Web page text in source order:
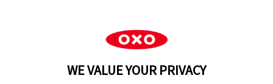
WE VALUE YOUR PRIVACY